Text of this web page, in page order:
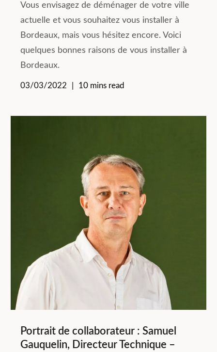
Vous envisagez de déménager de votre ville
actuelle et vous souhaitez vous installer à
Bordeaux, mais vous hésitez encore. Voici
quelques bonnes raisons de vous installer à
Bordeaux.
03/03/2022 10 mins read
Portrait de collaborateur : Samuel
Gauquelin, Directeur Technique –